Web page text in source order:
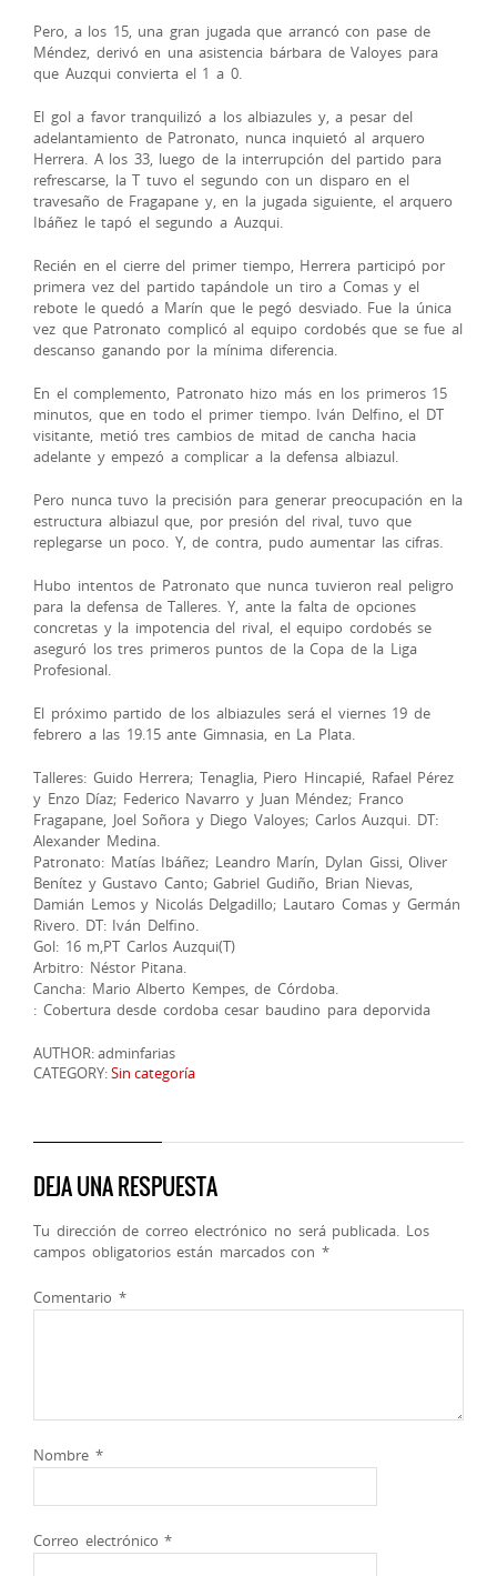
Pero, a los 15, una gran jugada que arrancó con pase de
Méndez, derivó en una asistencia bárbara de Valoyes para
que Auzqui convierta el 1 a 0.
El gol a favor tranquilizó a los albiazules y, a pesar del
adelantamiento de Patronato, nunca inquietó al arquero
Herrera. A los 33, luego de la interrupción del partido para
refrescarse, la T tuvo el segundo con un disparo en el
travesaño de Fragapane y, en la jugada siguiente, el arquero
Ibáñez le tapó el segundo a Auzqui.
Recién en el cierre del primer tiempo, Herrera participó por
primera vez del partido tapándole un tiro a Comas y el
rebote le quedó a Marín que le pegó desviado. Fue la única
vez que Patronato complicó al equipo cordobés que se fue al
descanso ganando por la mínima diferencia.
En el complemento, Patronato hizo más en los primeros 15
minutos, que en todo el primer tiempo. Iván Delfino, el DT
visitante, metió tres cambios de mitad de cancha hacia
adelante y empezó a complicar a la defensa albiazul.
Pero nunca tuvo la precisión para generar preocupación en la
estructura albiazul que, por presión del rival, tuvo que
replegarse un poco. Y, de contra, pudo aumentar las cifras.
Hubo intentos de Patronato que nunca tuvieron real peligro
para la defensa de Talleres. Y, ante la falta de opciones
concretas y la impotencia del rival, el equipo cordobés se
aseguró los tres primeros puntos de la Copa de la Liga
Profesional.
El próximo partido de los albiazules será el viernes 19 de
febrero a las 19.15 ante Gimnasia, en La Plata.
Talleres: Guido Herrera; Tenaglia, Piero Hincapié, Rafael Pérez
y Enzo Díaz; Federico Navarro y Juan Méndez; Franco
Fragapane, Joel Soñora y Diego Valoyes; Carlos Auzqui. DT:
Alexander Medina.
Patronato: Matías Ibáñez; Leandro Marín, Dylan Gissi, Oliver
Benítez y Gustavo Canto; Gabriel Gudiño, Brian Nievas,
Damián Lemos y Nicolás Delgadillo; Lautaro Comas y Germán
Rivero. DT: Iván Delfino.
Gol: 16 m,PT Carlos Auzqui(T)
Arbitro: Néstor Pitana.
Cancha: Mario Alberto Kempes, de Córdoba.
: Cobertura desde cordoba cesar baudino para deporvida
AUTHOR: adminfarias
CATEGORY:Sin categoría
DEJA UNA RESPUESTA
Tu dirección de correo electrónico no será publicada. Los
campos obligatorios están marcados con *
Comentario *
Nombre *
Correo electrónico*